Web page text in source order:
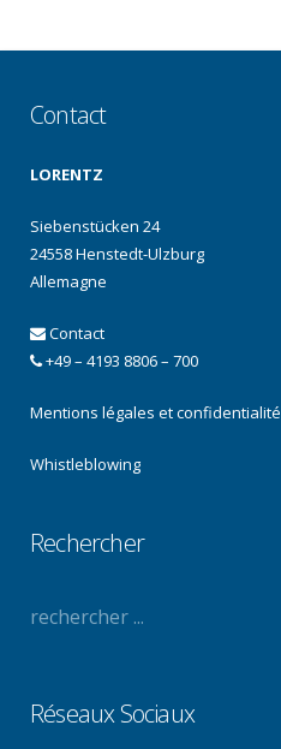
Contact
LORENTZ
Siebenstücken 24
24558 Henstedt-Ulzburg
Allemagne
Contact
+49 – 4193 8806 – 700
Mentions légales et confidentialité
Whistleblowing
Rechercher
Réseaux Sociaux